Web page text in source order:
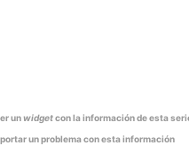
unwidgetcon la información de esta
un problema con esta información